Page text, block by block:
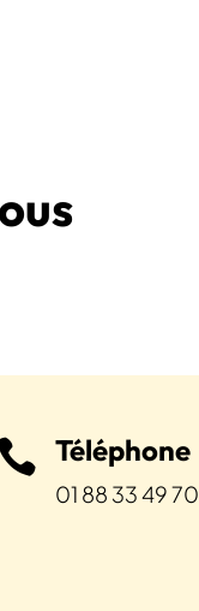
Téléphone
01 88 33 49 70